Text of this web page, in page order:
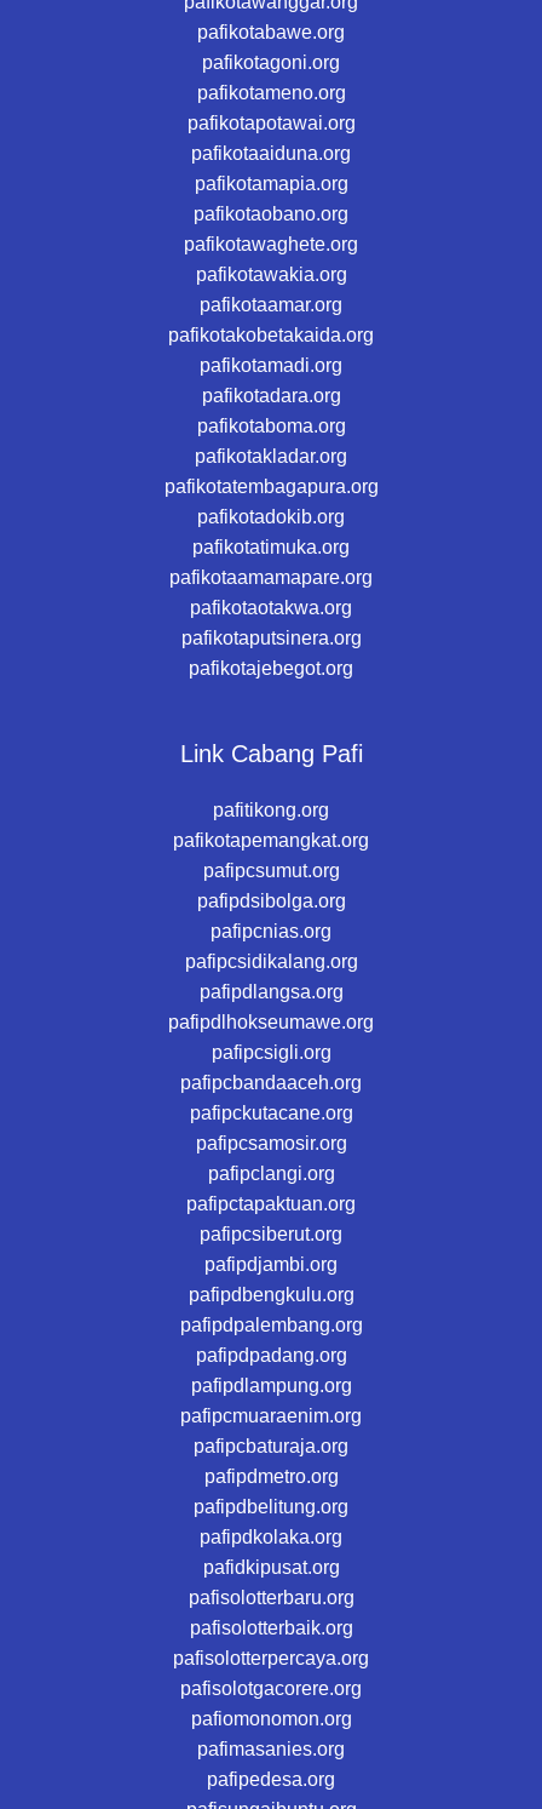
pafikotabawe.org
pafikotagoni.org
pafikotameno.org
pafikotapotawai.org
pafikotaaiduna.org
pafikotamapia.org
pafikotaobano.org
pafikotawaghete.org
pafikotawakia.org
pafikotaamar.org
pafikotakobetakaida.org
pafikotamadi.org
pafikotadara.org
pafikotaboma.org
pafikotakladar.org
pafikotatembagapura.org
pafikotadokib.org
pafikotatimuka.org
pafikotaamamapare.org
pafikotaotakwa.org
pafikotaputsinera.org
pafikotajebegot.org
Link Cabang Pafi
pafitikong.org
pafikotapemangkat.org
pafipcsumut.org
pafipdsibolga.org
pafipcnias.org
pafipcsidikalang.org
pafipdlangsa.org
pafipdlhokseumawe.org
pafipcsigli.org
pafipcbandaaceh.org
pafipckutacane.org
pafipcsamosir.org
pafipclangi.org
pafipctapaktuan.org
pafipcsiberut.org
pafipdjambi.org
pafipdbengkulu.org
pafipdpalembang.org
pafipdpadang.org
pafipdlampung.org
pafipcmuaraenim.org
pafipcbaturaja.org
pafipdmetro.org
pafipdbelitung.org
pafipdkolaka.org
pafidkipusat.org
pafisolotterbaru.org
pafisolotterbaik.org
pafisolotterpercaya.org
pafisolotgacorere.org
pafiomonomon.org
pafimasanies.org
pafipedesa.org